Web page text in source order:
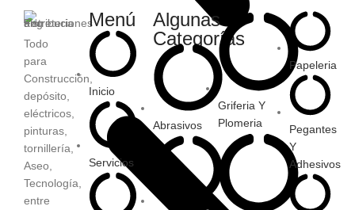
Todo
para
Construcción,
depósito,
eléctricos,
pinturas,
tornillería,
Aseo,
Tecnología,
entre
Menú
Inicio
Servicios
Algunas
Categorías
Abrasivos
Griferia Y
Plomeria
Papeleria
Pegantes
Y
Adhesivos